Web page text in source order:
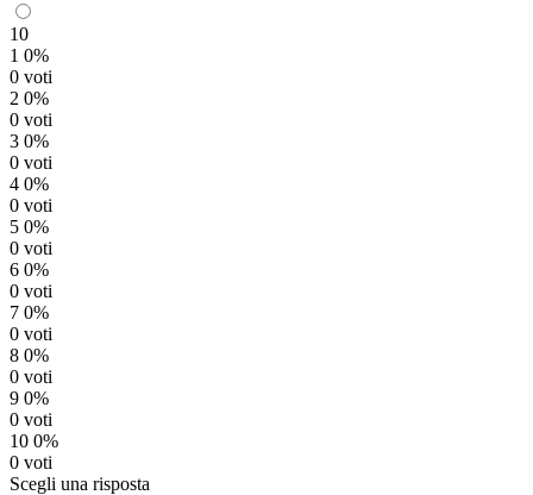
10
1 0%
0 voti
2 0%
0 voti
3 0%
0 voti
4 0%
0 voti
5 0%
0 voti
6 0%
0 voti
7 0%
0 voti
8 0%
0 voti
9 0%
0 voti
10 0%
0 voti
Scegli una risposta